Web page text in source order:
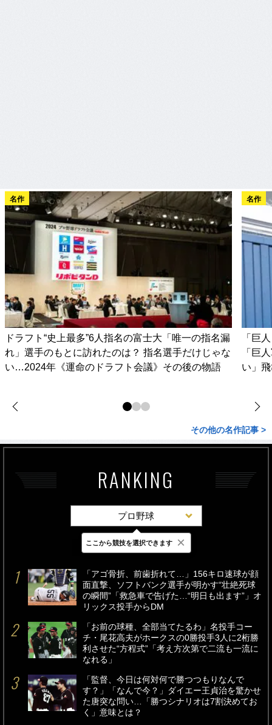
名作
ドラフト“史上最多”6人指名の富士大「唯一の指名漏
れ」選手のもとに訪れたのは？ 指名選手だけじゃな
い…2024年《運命のドラフト会議》その後の物語
名作
「巨
「巨
い」
その他の名作記事 >
RANKING
プロ野球
最新 24時間 週間
「アゴ骨折、前歯折れて…」156キロ速球が顔
面直撃、ソフトバンク選手が明かす“壮絶死球
の瞬間”「救急車で告げた…“明日も出ます”」オ
リックス投手からDM
「お前の球種、全部当てたるわ」名投手コー
チ・尾花高夫がホークスの0勝投手3人に2桁勝
利させた“方程式”「考え方次第で二流も一流に
なれる」
「監督、今日は何対何で勝つつもりなんで
す？」「なんで今？」ダイエー王貞治を驚かせ
た唐突な問い…「勝つシナリオは7割決めてお
く」意味とは？
ここから競技を選択できます ×